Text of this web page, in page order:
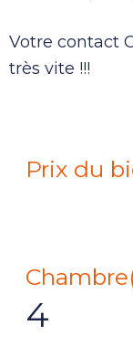
Votre contact
très vite !!!
Prix du
4